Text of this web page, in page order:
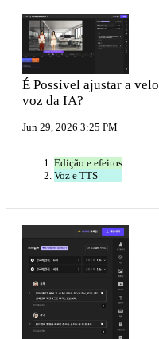
É Possível ajustar a
voz da IA?
Jun 29, 2026 3:25 PM
Edição e efeitos
Voz e TTS